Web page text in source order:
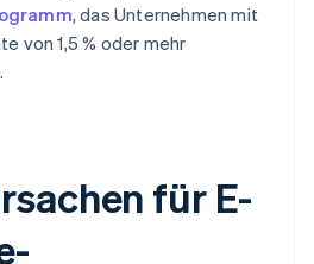
, das Unternehmen mit
von 1,5 % oder mehr
für E-